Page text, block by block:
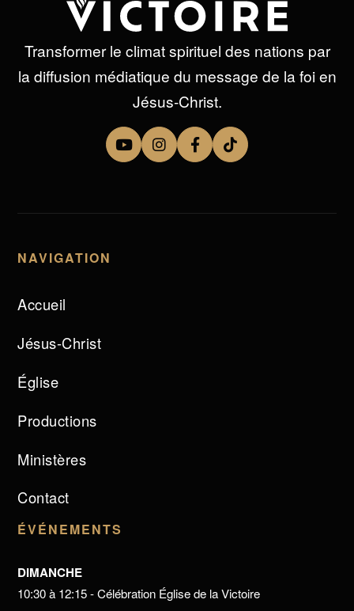
Transformer le climat spirituel des nations par
la diffusion médiatique du message de la foi en
Jésus-Christ.
NAVIGATION
Accueil
Jésus-Christ
Église
Productions
Ministères
Contact
ÉVÉNEMENTS
DIMANCHE
10:30 à 12:15 - Célébration Église de la Victoire